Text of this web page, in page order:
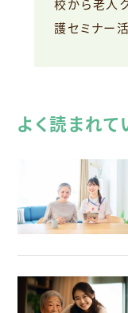
校から老人
護セミナー
よく読まれ